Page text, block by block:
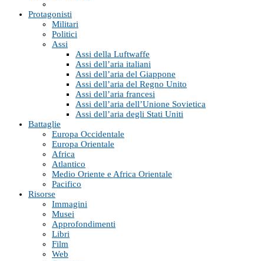
Protagonisti
Militari
Politici
Assi
Assi della Luftwaffe
Assi dell’aria italiani
Assi dell’aria del Giappone
Assi dell’aria del Regno Unito
Assi dell’aria francesi
Assi dell’aria dell’Unione Sovietica
Assi dell’aria degli Stati Uniti
Battaglie
Europa Occidentale
Europa Orientale
Africa
Atlantico
Medio Oriente e Africa Orientale
Pacifico
Risorse
Immagini
Musei
Approfondimenti
Libri
Film
Web